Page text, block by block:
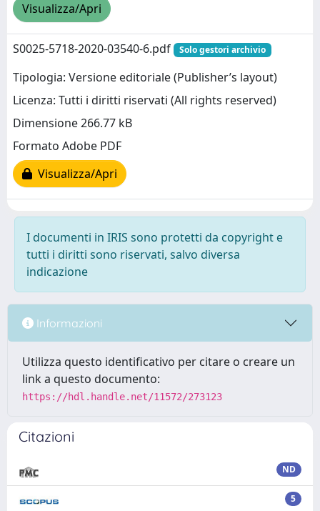
Visualizza/Apri
S0025-5718-2020-03540-6.pdf Solo gestori archivio
Tipologia: Versione editoriale (Publisher’s layout)
Licenza: Tutti i diritti riservati (All rights reserved)
Dimensione 266.77 kB
Formato Adobe PDF
Visualizza/Apri
I documenti in IRIS sono protetti da copyright e
tutti i diritti sono riservati, salvo diversa
indicazione
Informazioni
Utilizza questo identificativo per citare o creare un
link a questo documento:
https://hdl.handle.net/11572/273123
Citazioni
ND
5